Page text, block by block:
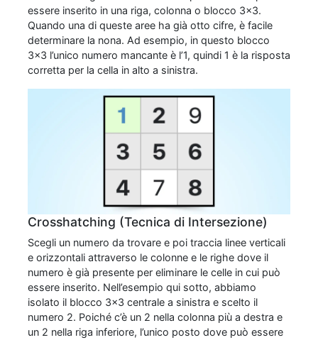
essere inserito in una riga, colonna o blocco 3x3.
Quando una di queste aree ha già otto cifre, è facile
determinare la nona. Ad esempio, in questo blocco
3x3 l’unico numero mancante è l’1, quindi 1 è la risposta
corretta per la cella in alto a sinistra.
Crosshatching (Tecnica di Intersezione)
Scegli un numero da trovare e poi traccia linee verticali
e orizzontali attraverso le colonne e le righe dove il
numero è già presente per eliminare le celle in cui può
essere inserito. Nell’esempio qui sotto, abbiamo
isolato il blocco 3x3 centrale a sinistra e scelto il
numero 2. Poiché c’è un 2 nella colonna più a destra e
un 2 nella riga inferiore, l’unico posto dove può essere